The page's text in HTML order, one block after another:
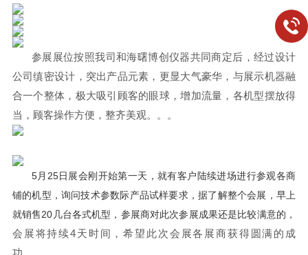
参展展位按照我司和海曙博创仪器共同商定后，经过设计
公司缜密设计，突出产品元素，更显大气豪华，与展示机器融
合一个整体，极大吸引顾客的眼球，增加流量，各机型摆放得
当，顾客操作方便，整齐美观。。。
5月25日展会刚开始第一天，就有客户陆续进场进行参观各商
铺的机型，询问技术参数际产品试样要求，据了解整个会展，早上
就销售20几台各式机型，参展商对此次参展成果还是比较满意的，
会展将持续4天时间，希望此次会展各展商获得圆满的成
功。。。。